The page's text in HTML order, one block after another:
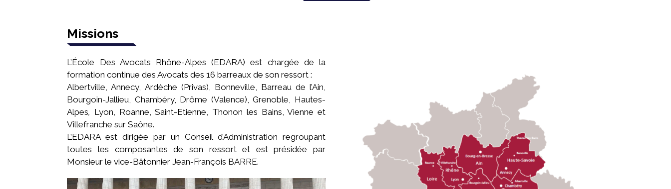
Missions
L’École Des Avocats Rhône-Alpes (EDARA) est chargée de la
formation continue des Avocats des 16 barreaux de son ressort :
Albertville, Annecy, Ardèche (Privas), Bonneville, Barreau de l’Ain,
Bourgoin-Jallieu, Chambéry, Drôme (Valence), Grenoble, Hautes-
Alpes, Lyon, Roanne, Saint-Etienne, Thonon les Bains, Vienne et
Villefranche sur Saône.
L’EDARA est dirigée par un Conseil d’Administration regroupant
toutes les composantes de son ressort et est présidée par
Monsieur le vice-Bâtonnier Jean-François BARRE.